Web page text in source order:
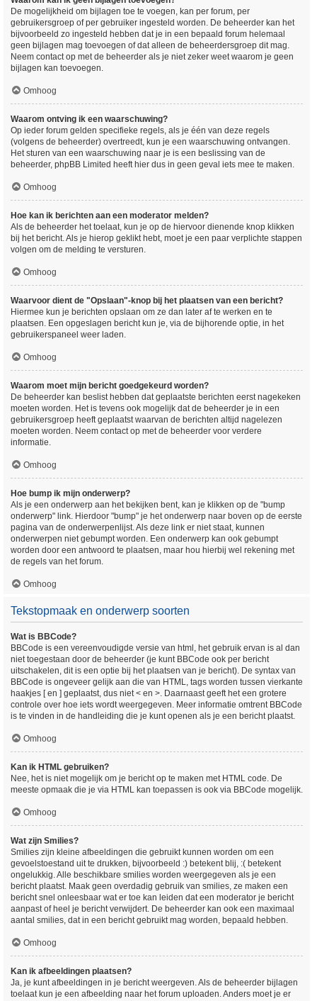
De mogelijkheid om bijlagen toe te voegen, kan per forum, per
gebruikersgroep of per gebruiker ingesteld worden. De beheerder kan het
bijvoorbeeld zo ingesteld hebben dat je in een bepaald forum helemaal
geen bijlagen mag toevoegen of dat alleen de beheerdersgroep dit mag.
Neem contact op met de beheerder als je niet zeker weet waarom je geen
bijlagen kan toevoegen.
Omhoog
Waarom ontving ik een waarschuwing?
Op ieder forum gelden specifieke regels, als je één van deze regels
(volgens de beheerder) overtreedt, kun je een waarschuwing ontvangen.
Het sturen van een waarschuwing naar je is een beslissing van de
beheerder, phpBB Limited heeft hier dus in geen geval iets mee te maken.
Omhoog
Hoe kan ik berichten aan een moderator melden?
Als de beheerder het toelaat, kun je op de hiervoor dienende knop klikken
bij het bericht. Als je hierop geklikt hebt, moet je een paar verplichte stappen
volgen om de melding te versturen.
Omhoog
Waarvoor dient de "Opslaan"-knop bij het plaatsen van een bericht?
Hiermee kun je berichten opslaan om ze dan later af te werken en te
plaatsen. Een opgeslagen bericht kun je, via de bijhorende optie, in het
gebruikerspaneel weer laden.
Omhoog
Waarom moet mijn bericht goedgekeurd worden?
De beheerder kan beslist hebben dat geplaatste berichten eerst nagekeken
moeten worden. Het is tevens ook mogelijk dat de beheerder je in een
gebruikersgroep heeft geplaatst waarvan de berichten altijd nagelezen
moeten worden. Neem contact op met de beheerder voor verdere
informatie.
Omhoog
Hoe bump ik mijn onderwerp?
Als je een onderwerp aan het bekijken bent, kan je klikken op de "bump
onderwerp" link. Hierdoor "bump" je het onderwerp naar boven op de eerste
pagina van de onderwerpenlijst. Als deze link er niet staat, kunnen
onderwerpen niet gebumpt worden. Een onderwerp kan ook gebumpt
worden door een antwoord te plaatsen, maar hou hierbij wel rekening met
de regels van het forum.
Omhoog
Tekstopmaak en onderwerp soorten
Wat is BBCode?
BBCode is een vereenvoudigde versie van html, het gebruik ervan is al dan
niet toegestaan door de beheerder (je kunt BBCode ook per bericht
uitschakelen, dit is een optie bij het plaatsen van je bericht). De syntax van
BBCode is ongeveer gelijk aan die van HTML, tags worden tussen vierkante
haakjes [ en ] geplaatst, dus niet < en >. Daarnaast geeft het een grotere
controle over hoe iets wordt weergegeven. Meer informatie omtrent BBCode
is te vinden in de handleiding die je kunt openen als je een bericht plaatst.
Omhoog
Kan ik HTML gebruiken?
Nee, het is niet mogelijk om je bericht op te maken met HTML code. De
meeste opmaak die je via HTML kan toepassen is ook via BBCode mogelijk.
Omhoog
Wat zijn Smilies?
Smilies zijn kleine afbeeldingen die gebruikt kunnen worden om een
gevoelstoestand uit te drukken, bijvoorbeeld :) betekent blij, :( betekent
ongelukkig. Alle beschikbare smilies worden weergegeven als je een
bericht plaatst. Maak geen overdadig gebruik van smilies, ze maken een
bericht snel onleesbaar wat er toe kan leiden dat een moderator je bericht
aanpast of heel je bericht verwijdert. De beheerder kan ook een maximaal
aantal smilies, dat in een bericht gebruikt mag worden, bepaald hebben.
Omhoog
Kan ik afbeeldingen plaatsen?
Ja, je kunt afbeeldingen in je bericht weergeven. Als de beheerder bijlagen
toelaat kun je een afbeelding naar het forum uploaden. Anders moet je er